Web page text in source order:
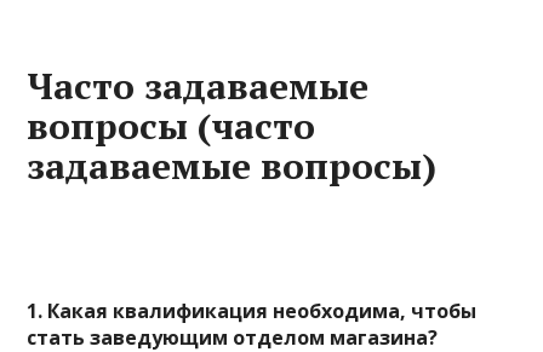
Часто задаваемые
вопросы (часто
задаваемые вопросы)
1. Какая квалификация необходима, чтобы
стать заведующим отделом магазина?